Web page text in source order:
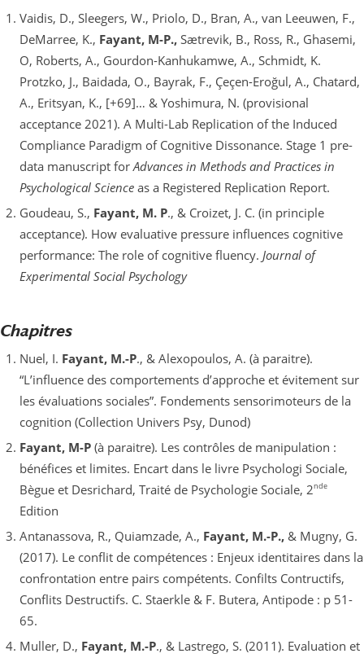
Vaidis, D., Sleegers, W., Priolo, D., Bran, A., van Leeuwen, F.,
DeMarree, K., Fayant, M-P., Sætrevik, B., Ross, R., Ghasemi,
O, Roberts, A., Gourdon-Kanhukamwe, A., Schmidt, K.
Protzko, J., Baidada, O., Bayrak, F., Çeçen-Eroğul, A., Chatard,
A., Eritsyan, K., [+69]… & Yoshimura, N. (provisional
acceptance 2021). A Multi-Lab Replication of the Induced
Compliance Paradigm of Cognitive Dissonance. Stage 1 pre-
data manuscript forAdvances in Methods and Practices in
Psychological Science as a Registered Replication Report.
Goudeau, S., Fayant, M. P., & Croizet, J. C. (in principle
acceptance). How evaluative pressure influences cognitive
performance: The role of cognitive fluency. Journal of
Experimental Social Psychology
Chapitres
Nuel, I. Fayant, M.-P., & Alexopoulos, A. (à paraitre).
“L’influence des comportements d’approche et évitement sur
les évaluations sociales”. Fondements sensorimoteurs de la
cognition (Collection Univers Psy, Dunod)
Fayant, M-P (à paraitre). Les contrôles de manipulation :
bénéfices et limites. Encart dans le livre Psychologi Sociale,
Bègue et Desrichard, Traité de Psychologie Sociale, 2nde
Edition
Antanassova, R., Quiamzade, A., Fayant, M.-P.,& Mugny, G.
(2017). Le conflit de compétences : Enjeux identitaires dans la
confrontation entre pairs compétents. Confilts Contructifs,
Conflits Destructifs. C. Staerkle & F. Butera, Antipode : p 51-
65.
Muller, D., Fayant, M.-P., & Lastrego, S. (2011). Evaluation et